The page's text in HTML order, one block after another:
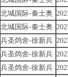
北城国际-秦士奥
北城国际-秦士奥
兵圣鸽舍-徐新兵
兵圣鸽舍-徐新兵
兵圣鸽舍-徐新兵